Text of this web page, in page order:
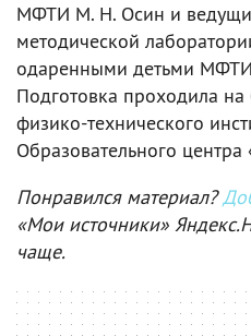
МФТИ М. Н. Осин и
методической
одаренными детьми
Подготовка проходила
физико-технического
Образовательного центра
Понравился материал?
«Мои источники»
чаще.